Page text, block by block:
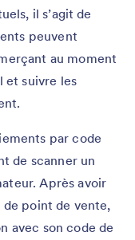
il s’agit de
peuvent
au moment
et suivre les
par code
de scanner un
Après avoir
point de vente,
avec son code de